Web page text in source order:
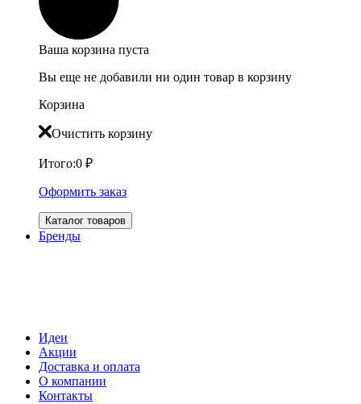
Ваша корзина пуста
Вы еще не добавили ни один товар в корзину
Корзина
Очистить корзину
Итого:0 ₽
Оформить заказ
Каталог товаров
Бренды
Идеи
Акции
Доставка и оплата
О компании
Контакты